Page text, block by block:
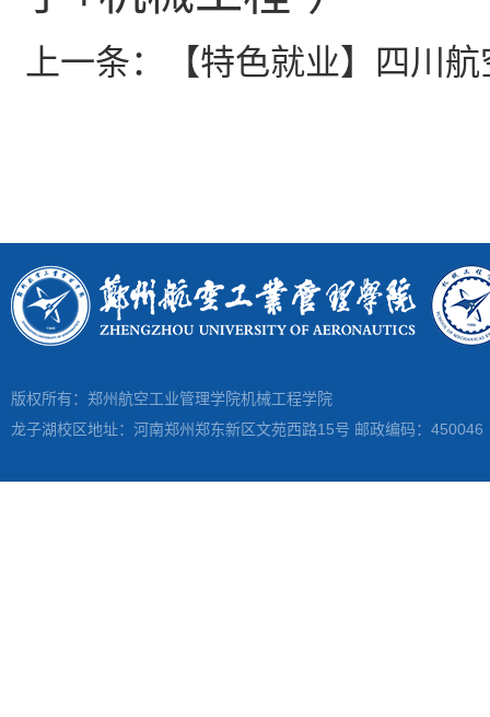
上一条： 【特色就业】四川
版权所有：郑州航空工业管理学院机械工程学院
龙子湖校区地址：河南郑州郑东新区文苑西路15号 邮政编码：450046